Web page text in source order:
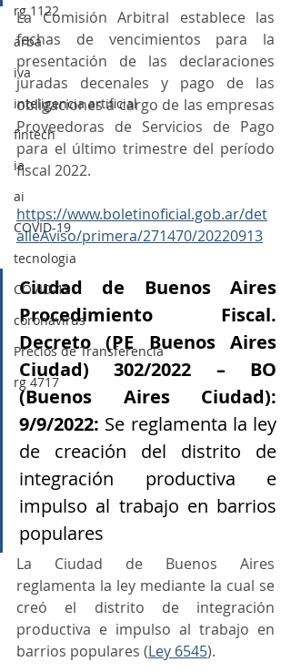
rg 1122
arba
iva
inteligencia artificial
fintech
ia
ai
COVID-19
tecnologia
COVID-19
coronavirus
Precios de Transferencia
rg 4717
La Comisión Arbitral establece las
fechas de vencimientos para la
presentación de las declaraciones
juradas decenales y pago de las
obligaciones a cargo de las empresas
Proveedoras de Servicios de Pago
para el último trimestre del período
fiscal 2022.
https://www.boletinoficial.gob.ar/det
alleAviso/primera/271470/20220913
Ciudad de Buenos Aires
Procedimiento Fiscal.
Decreto (PE Buenos Aires
Ciudad) 302/2022 – BO
(Buenos Aires Ciudad):
9/9/2022: Se reglamenta la ley
de creación del distrito de
integración productiva e
impulso al trabajo en barrios
populares
La Ciudad de Buenos Aires
reglamenta la ley mediante la cual se
creó el distrito de integración
productiva e impulso al trabajo en
barrios populares (Ley 6545).